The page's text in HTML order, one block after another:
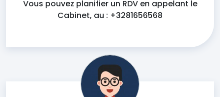
Vous pouvez planifier un RDV en appelant le
Cabinet, au : +3281656568